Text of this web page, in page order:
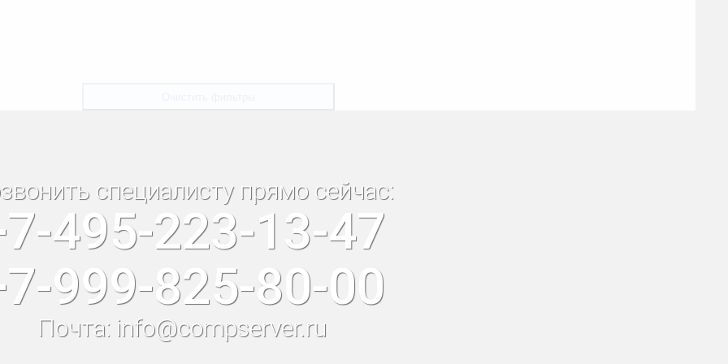
специалисту прямо сейчас:
495-223-13-47
999-825-80-00
Почта: info@compserver.ru